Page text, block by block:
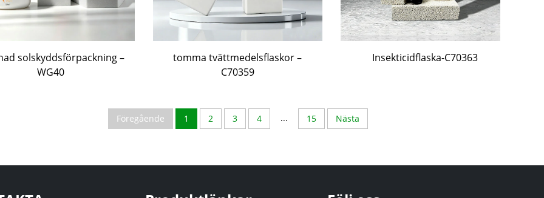
solskyddsförpackning –
WG40
tomma tvättmedelsflaskor –
C70359
Insekticidflaska-C70363
Föregående 1 2 3 4 ... 15 Nästa